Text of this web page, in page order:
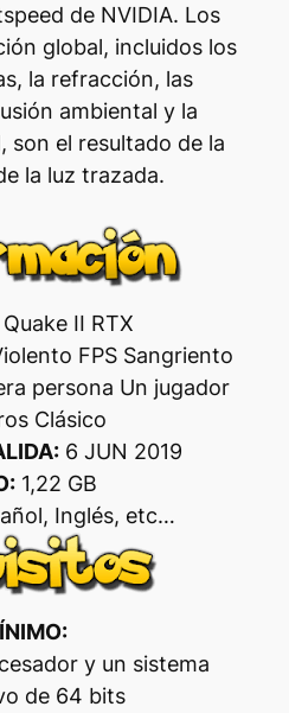
de NVIDIA. Los
global, incluidos los
la refracción, las
ambiental y la
son el resultado de la
la luz trazada.
II RTX
FPS Sangriento
persona Un jugador
Clásico
6 JUN 2019
1,22 GB
Inglés, etc…
y un sistema
de 64 bits